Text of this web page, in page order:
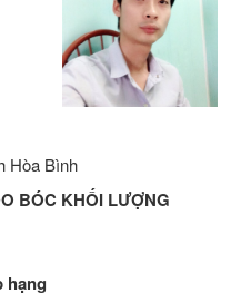
Hòa Bình
BÓC KHỐI LƯỢNG
hạng